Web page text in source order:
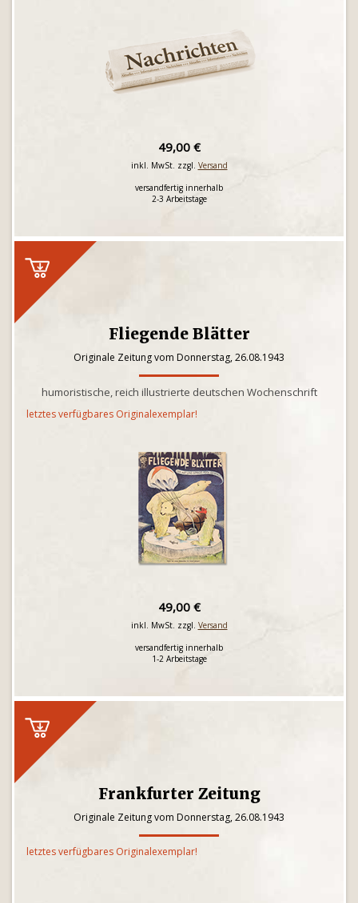
49,00 €
inkl. MwSt. zzgl. Versand
versandfertig innerhalb
2-3 Arbeitstage
Fliegende Blätter
Originale Zeitung vom Donnerstag, 26.08.1943
humoristische, reich illustrierte deutschen Wochenschrift
letztes verfügbares Originalexemplar!
49,00 €
inkl. MwSt. zzgl. Versand
versandfertig innerhalb
1-2 Arbeitstage
Frankfurter Zeitung
Originale Zeitung vom Donnerstag, 26.08.1943
letztes verfügbares Originalexemplar!